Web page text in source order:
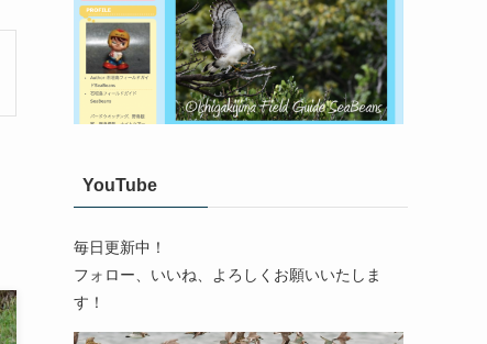
YouTube
毎日更新中！
フォロー、いいね、よろしくお願いいたしま
す！